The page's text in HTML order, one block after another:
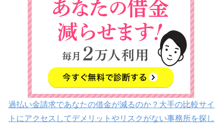
過払い金請求であなたの借金が減るのか？大手の比較サイ
トにアクセスしてデメリットやリスクがない事務所を探し